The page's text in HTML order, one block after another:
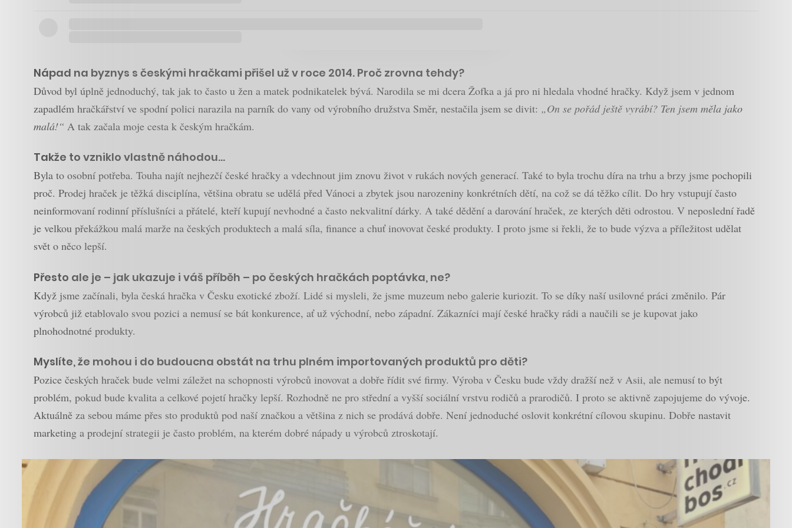
Nápad na byznys s českými hračkami přišel už v roce 2014. Proč zrovna tehdy?
Důvod byl úplně jednoduchý, tak jak to často u žen a matek podnikatelek bývá. Narodila se mi dcera Žofka a já pro ni hledala vhodné hračky. Když jsem v jednom
zapadlém hračkářství ve spodní polici narazila na parník do vany od výrobního družstva Směr, nestačila jsem se divit: „On se pořád ještě vyrábí? Ten jsem měla jako
malá!“ A tak začala moje cesta k českým hračkám.
Takže to vzniklo vlastně náhodou…
Byla to osobní potřeba. Touha najít nejhezčí české hračky a vdechnout jim znovu život v rukách nových generací. Také to byla trochu díra na trhu a brzy jsme pochopili
proč. Prodej hraček je těžká disciplína, většina obratu se udělá před Vánoci a zbytek jsou narozeniny konkrétních dětí, na což se dá těžko cílit. Do hry vstupují často
neinformovaní rodinní příslušníci a přátelé, kteří kupují nevhodné a často nekvalitní dárky. A také dědění a darování hraček, ze kterých děti odrostou. V neposlední řadě
je velkou překážkou malá marže na českých produktech a malá síla, finance a chuť inovovat české produkty. I proto jsme si řekli, že to bude výzva a příležitost udělat
svět o něco lepší.
Přesto ale je – jak ukazuje i váš příběh – po českých hračkách poptávka, ne?
Když jsme začínali, byla česká hračka v Česku exotické zboží. Lidé si mysleli, že jsme muzeum nebo galerie kuriozit. To se díky naší usilovné práci změnilo. Pár
výrobců již etablovalo svou pozici a nemusí se bát konkurence, ať už východní, nebo západní. Zákazníci mají české hračky rádi a naučili se je kupovat jako
plnohodnotné produkty.
Myslíte, že mohou i do budoucna obstát na trhu plném importovaných produktů pro děti?
Pozice českých hraček bude velmi záležet na schopnosti výrobců inovovat a dobře řídit své firmy. Výroba v Česku bude vždy dražší než v Asii, ale nemusí to být
problém, pokud bude kvalita a celkové pojetí hračky lepší. Rozhodně ne pro střední a vyšší sociální vrstvu rodičů a prarodičů. I proto se aktivně zapojujeme do vývoje.
Aktuálně za sebou máme přes sto produktů pod naší značkou a většina z nich se prodává dobře. Není jednoduché oslovit konkrétní cílovou skupinu. Dobře nastavit
marketing a prodejní strategii je často problém, na kterém dobré nápady u výrobců ztroskotají.